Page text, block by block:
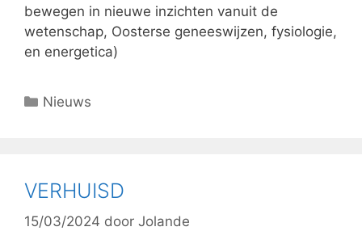
bewegen in nieuwe inzichten vanuit de
wetenschap, Oosterse geneeswijzen, fysiologie,
en energetica)
Categorieën
Nieuws
VERHUISD
15/03/2024 door Jolande